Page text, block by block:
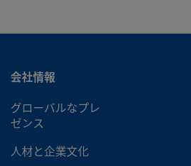
Swagelok®チューブ･ア
ダプター
Swagelok®チューブ･ア
ダプター
会社情報
グローバルなプレ
ゼンス
人材と企業文化